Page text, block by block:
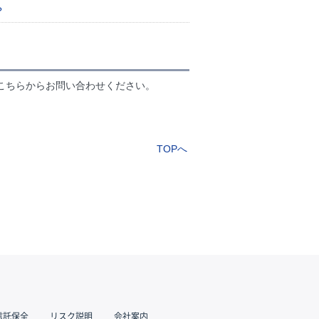
らからお問い合わせください。
TOPへ
託保全 リスク説明 会社案内